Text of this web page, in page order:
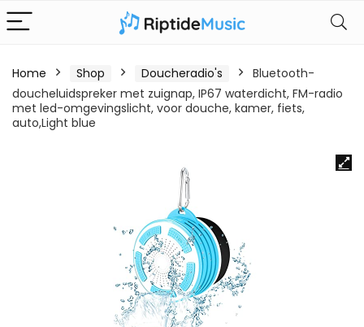
Home Shop Doucheradio's
Bluetooth-
doucheluidspreker met zuignap, IP67 waterdicht, FM-radio
met led-omgevingslicht, voor douche, kamer, fiets,
auto,Light blue